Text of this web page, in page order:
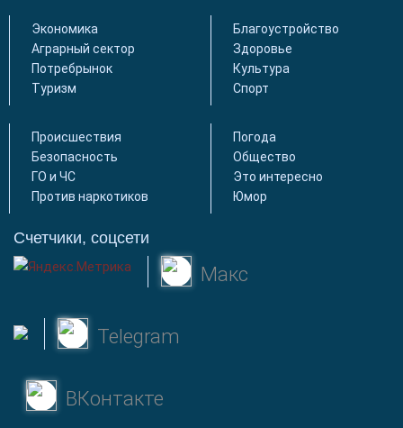
Экономика
Аграрный сектор
Потребрынок
Туризм
Благоустройство
Здоровье
Культура
Спорт
Происшествия
Безопасность
ГО и ЧС
Против наркотиков
Погода
Общество
Это интересно
Юмор
Счетчики, соцсети
Макс
Telegram
ВКонтакте